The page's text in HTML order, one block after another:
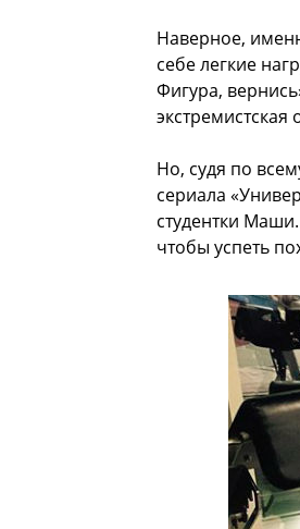
Наверное,
себе легкие
Фигура,
экстремистская
Но, судя по
сериала
студентки
чтобы успеть